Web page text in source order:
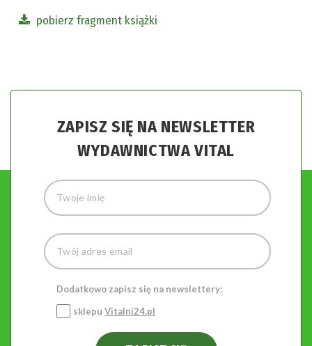
pobierz fragment książki
ZAPISZ SIĘ NA NEWSLETTER
WYDAWNICTWA VITAL
Dodatkowo zapisz się na newslettery:
sklepu Vitalni24.pl